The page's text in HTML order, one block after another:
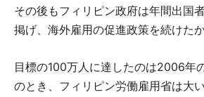
その後もフィリピン政府は年間出国
掲げ、海外雇用の促進政策を続けたか
目標の100万人に達したのは2006年
のとき、フィリピン労働雇用省は大